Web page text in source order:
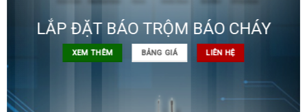
LẮP ĐẶT BÁO TRỘM BÁO CHÁY
XEM THÊM BẢNG GIÁ LIÊN HỆ